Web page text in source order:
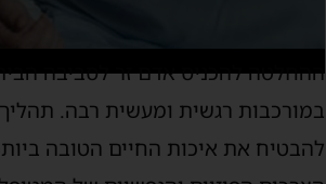
ההחלטה להכניס אדם זר לסביבה
במורכבות רגשית ומעשית רבה.
להבטיח את איכות החיים הטובה